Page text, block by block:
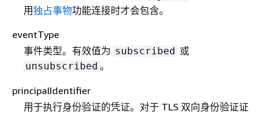
用独占事物功能连接时才会包含。
eventType
事件类型。有效值为 subscribed 或
unsubscribed 。
principalIdentifier
用于执行身份验证的凭证。对于 TLS 双向身份验证证